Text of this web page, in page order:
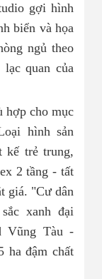
gợi hình
biển và họa
ngủ theo
quan của
hợp cho mục
hình sản
kế trẻ trung,
2 tầng - tất
giá. "Cư dân
xanh đại
Vũng Tàu -
ha đậm chất